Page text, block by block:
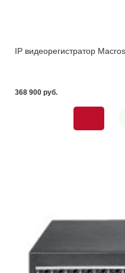
IP видеорегистратор
368 900 pуб.